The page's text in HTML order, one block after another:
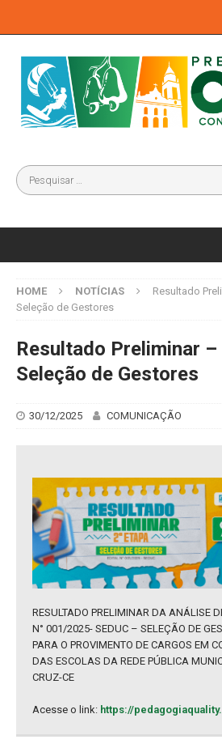
HOME NOTÍCIAS
Resultado
Seleção de Gestores
Resultado Preliminar –
Seleção de Gestores
30/12/2025 COMUNICAÇÃO
RESULTADO PRELIMINAR DA ANÁLISE
N° 001/2025- SEDUC – SELEÇÃO DE
PARA O PROVIMENTO DE CARGOS EM
DAS ESCOLAS DA REDE PÚBLICA
CRUZ-CE
Acesse o link: https://